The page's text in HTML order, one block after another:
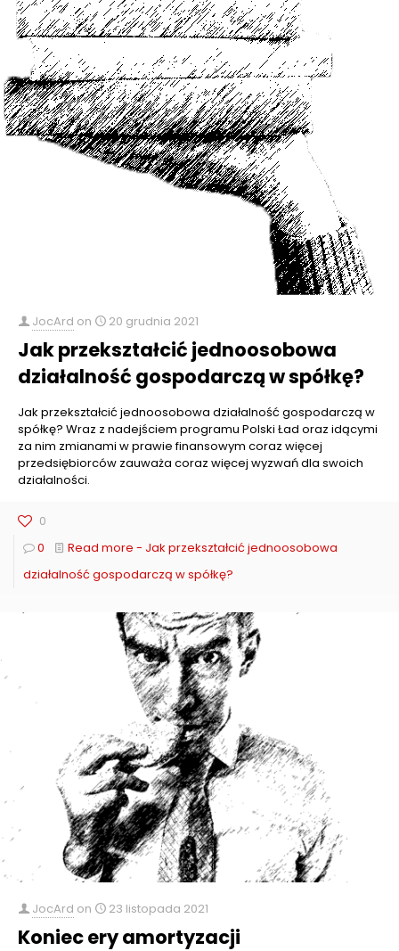
JocArd on 20 grudnia 2021
Jak przekształcić jednoosobowa
działalność gospodarczą w spółkę?
Jak przekształcić jednoosobowa działalność gospodarczą w
spółkę? Wraz z nadejściem programu Polski Ład oraz idącymi
za nim zmianami w prawie finansowym coraz więcej
przedsiębiorców zauważa coraz więcej wyzwań dla swoich
działalności.
0
0
Read more - Jak przekształcić jednoosobowa
działalność gospodarczą w spółkę?
JocArd on 23 listopada 2021
Koniec ery amortyzacji